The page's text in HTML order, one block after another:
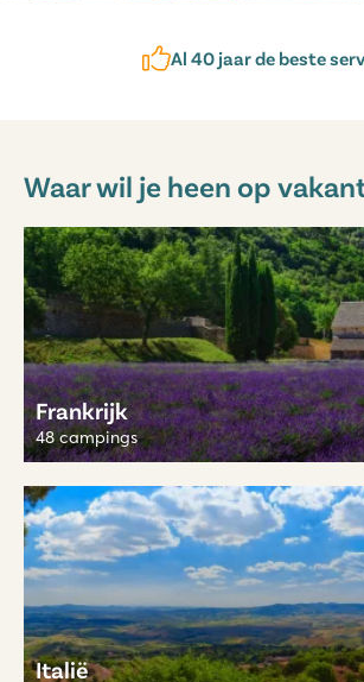
Al 40 jaar de beste
Waar wil je heen op
Frankrijk
48 campings
Italië